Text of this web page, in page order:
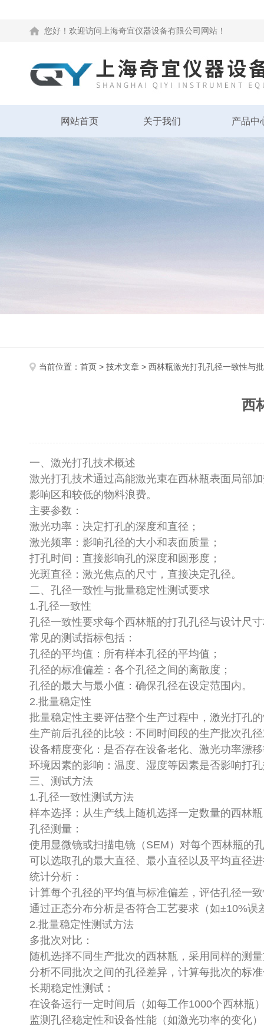
您好！欢迎访问上海奇宜仪器设备有限公司网站！
网站首页 关于我们 产品中
当前位置： 首页 > 技术文章 > 西林瓶激光打孔孔径一致性与
西
一、激光打孔技术概述
激光打孔技术通过高能激光束在西林瓶表面局部
影响区和较低的物料浪费。
主要参数：
激光功率：决定打孔的深度和直径；
激光频率：影响孔径的大小和表面质量；
打孔时间：直接影响孔的深度和圆形度；
光斑直径：激光焦点的尺寸，直接决定孔径。
二、孔径一致性与批量稳定性测试要求
1.孔径一致性
孔径一致性要求每个西林瓶的打孔孔径与设计尺
常见的测试指标包括：
孔径的平均值：所有样本孔径的平均值；
孔径的标准偏差：各个孔径之间的离散度；
孔径的最大与最小值：确保孔径在设定范围内。
2.批量稳定性
批量稳定性主要评估整个生产过程中，激光打孔
生产前后孔径的比较：不同时间段的生产批次孔
设备精度变化：是否存在设备老化、激光功率漂
环境因素的影响：温度、湿度等因素是否影响打
三、测试方法
1.孔径一致性测试方法
样本选择：从生产线上随机选择一定数量的西林
孔径测量：
使用显微镜或扫描电镜（SEM）对每个西林瓶的
可以选取孔的最大直径、最小直径以及平均直径
统计分析：
计算每个孔径的平均值与标准偏差，评估孔径一
通过正态分布分析是否符合工艺要求（如±10%
2.批量稳定性测试方法
多批次对比：
随机选择不同生产批次的西林瓶，采用同样的测
分析不同批次之间的孔径差异，计算每批次的标
长期稳定性测试：
在设备运行一定时间后（如每工作1000个西林
监测孔径稳定性和设备性能（如激光功率的变化